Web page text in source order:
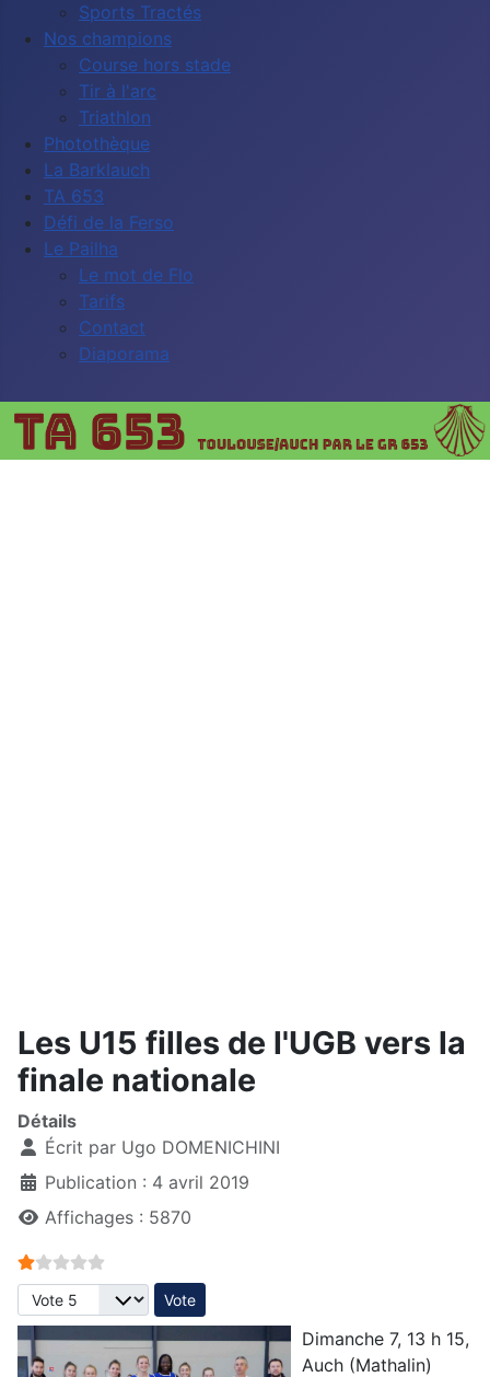
Sports Tractés
Nos champions
Course hors stade
Tir à l'arc
Triathlon
Photothèque
La Barklauch
TA 653
Défi de la Ferso
Le Pailha
Le mot de Flo
Tarifs
Contact
Diaporama
Les U15 filles de l'UGB vers la
finale nationale
Détails
Écrit par Ugo DOMENICHINI
Publication : 4 avril 2019
Affichages : 5870
Vote utilisateur:
Veuillez voter
Dimanche 7, 13 h 15,
Auch (Mathalin)